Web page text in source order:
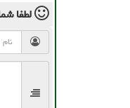
لطفا